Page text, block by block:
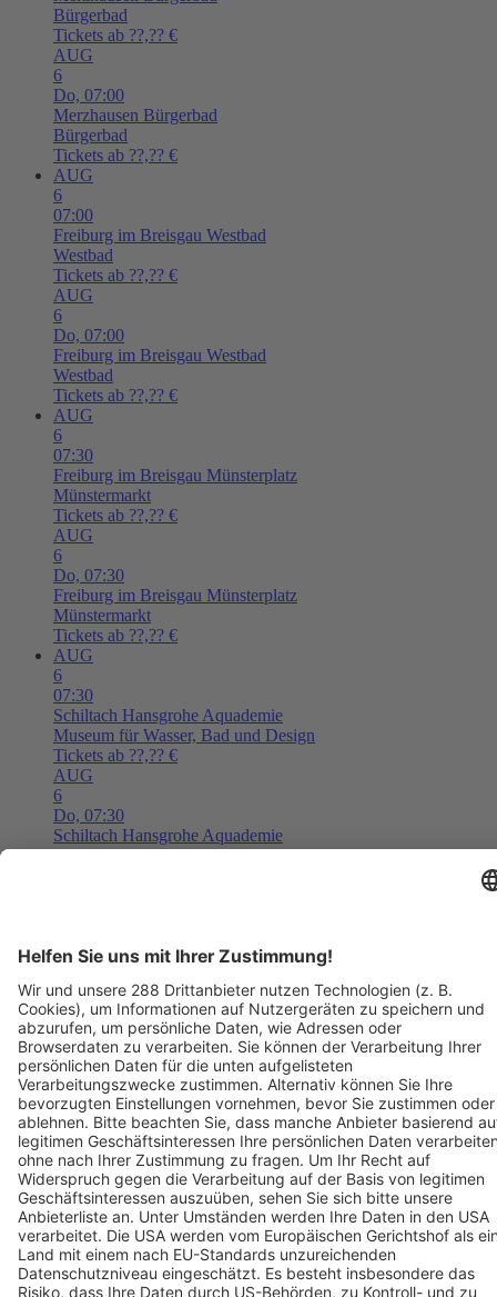
Bürgerbad
Tickets ab ??,?? €
AUG
6
Do, 07:00
Merzhausen Bürgerbad
Bürgerbad
Tickets ab ??,?? €
AUG
6
07:00
Freiburg im Breisgau Westbad
Westbad
Tickets ab ??,?? €
AUG
6
Do, 07:00
Freiburg im Breisgau Westbad
Westbad
Tickets ab ??,?? €
AUG
6
07:30
Freiburg im Breisgau Münsterplatz
Münstermarkt
Tickets ab ??,?? €
AUG
6
Do, 07:30
Freiburg im Breisgau Münsterplatz
Münstermarkt
Tickets ab ??,?? €
AUG
6
07:30
Schiltach Hansgrohe Aquademie
Museum für Wasser, Bad und Design
Tickets ab ??,?? €
AUG
6
Do, 07:30
Schiltach Hansgrohe Aquademie
Museum für Wasser, Bad und Design
AUG
6
08:00
Langen Freizeit- und Familienbad Langen
Freizeit- und Familienbad 2026 - Das Ticket berechtigt zum
einmaligen Eintritt in das Bad. Kein Wiedereintritt möglich.